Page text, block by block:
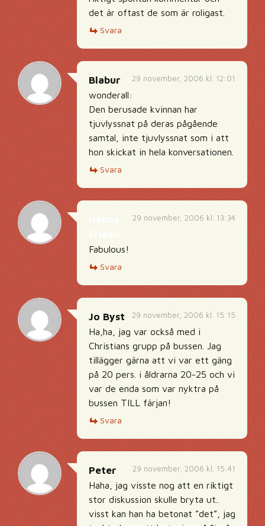
det är oftast de som är roligast.
Svara
29 november, 2006 kl. 12:01
Blabur
wonderall:
Den berusade kvinnan har
tjuvlyssnat på deras pågående
samtal, inte tjuvlyssnat som i att
hon skickat in hela konversationen.
Svara
29 november, 2006 kl. 13:34
Fabulous!
Svara
29 november, 2006 kl. 15:15
Jo Byst
Ha,ha, jag var också med i
Christians grupp på bussen. Jag
tillägger gärna att vi var ett gäng
på 20 pers. i åldrarna 20-25 och vi
var de enda som var nyktra på
bussen TILL färjan!
Svara
29 november, 2006 kl. 15:41
Peter
Haha, jag visste nog att en riktigt
stor diskussion skulle bryta ut..
visst kan han ha betonat ”det”, jag